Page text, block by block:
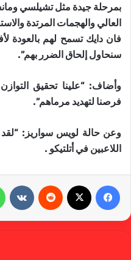
بمرحلة جيدة مثل تشيلسي
العالي والهجمات المرتدة
فان دايك تسمح لهم بالعودة
سنحاول إلحاق الضرر بهم”.
وأضاف: “علينا تحقيق
فرصنا لتهديد مرماهم”.
وعن حالة لويس سواريز:
اللاعبين في أتلتيكو .